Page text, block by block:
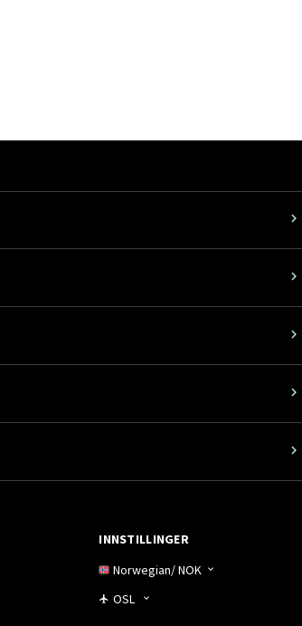
INNSTILLINGER
Norwegian/NOK
OSL